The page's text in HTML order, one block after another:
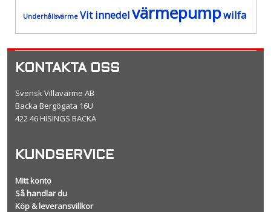
Underhållsvärme Vit innedelvärmepumpwilfa
KONTAKTA OSS
Svensk Villavärme AB
Backa Bergögata 16U
422 46 HISINGS BACKA
KUNDSERVICE
Mitt konto
Så handlar du
Köp & leveransvillkor